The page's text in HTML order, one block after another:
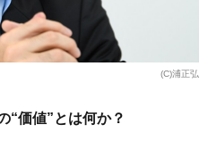
(C)浦正弘
“価値”とは何か？